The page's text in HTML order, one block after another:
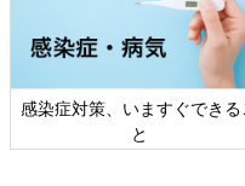
夜、赤ちゃんが寝る場所と
ありません。
木製のベビーベッドは、通
く汗をかきやすい赤ちゃん
す。まだ、肌が弱く荒れや
児しっしんの原因になるこ
感染症対策、いますぐできる
と